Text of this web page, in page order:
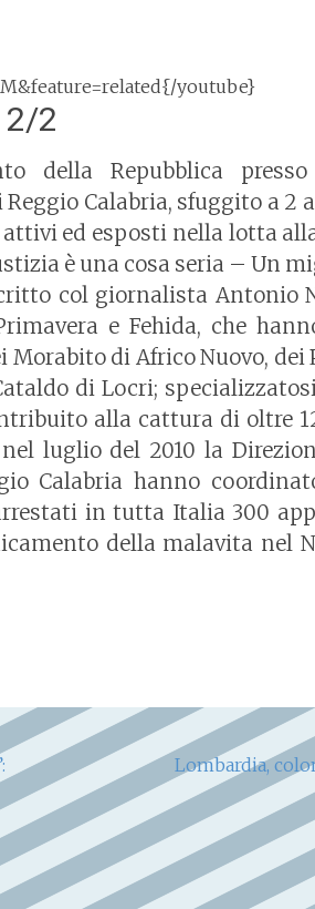
youtube}
2/2
della Repubblica
Calabria, sfuggito a 2
ed esposti nella lotta
è una cosa seria – Un
col giornalista Antonio
e Fehida, che
di Africo Nuovo, dei
di Locri;
alla cattura di oltre
luglio del 2010 la
Calabria hanno
in tutta Italia 300
della malavita nel
Lombardia,